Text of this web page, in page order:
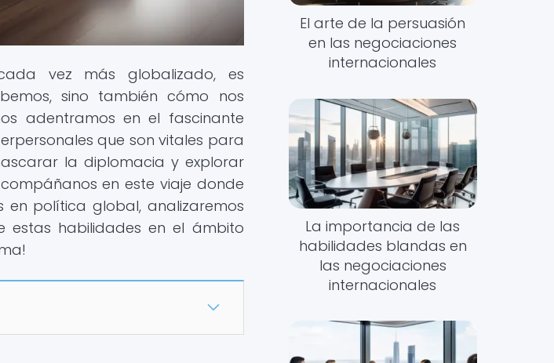
vez más globalizado, es
sino también cómo nos
adentramos en el fascinante
que son vitales para
la diplomacia y explorar
en este viaje donde
en política global, analizaremos
estas habilidades en el ámbito
El arte de la persuasión
en las negociaciones
internacionales
La importancia de las
habilidades blandas en
las negociaciones
internacionales